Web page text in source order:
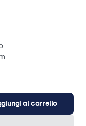
al carrello